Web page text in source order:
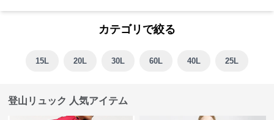
カテゴリで絞る
15L 20L 30L 60L 40L 25L
登山リュック 人気アイテム